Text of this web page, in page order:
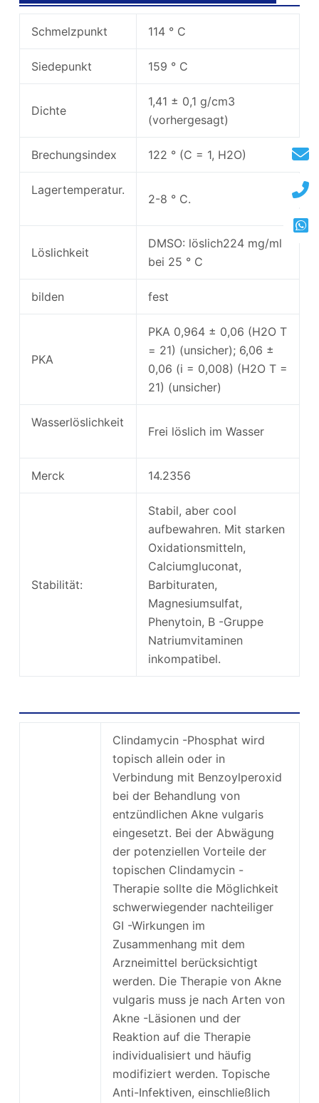
Schmelzpunkt 114 ° C
Siedepunkt 159 ° C
Dichte
1,41 ± 0,1 g/cm3
(vorhergesagt)
Brechungsindex 122 ° (C = 1, H2O)
Lagertemperatur.
2-8 ° C.
Löslichkeit
DMSO: löslich224 mg/ml
bei 25 ° C
bilden fest
PKA
PKA 0,964 ± 0,06 (H2O T
= 21) (unsicher); 6,06 ±
0,06 (i = 0,008) (H2O T =
21) (unsicher)
Wasserlöslichkeit
Frei löslich im Wasser
Merck 14.2356
Stabilität:
Stabil, aber cool
aufbewahren. Mit starken
Oxidationsmitteln,
Calciumgluconat,
Barbituraten,
Magnesiumsulfat,
Phenytoin, B -Gruppe
Natriumvitaminen
inkompatibel.
Clindamycin -Phosphat wird
topisch allein oder in
Verbindung mit Benzoylperoxid
bei der Behandlung von
entzündlichen Akne vulgaris
eingesetzt. Bei der Abwägung
der potenziellen Vorteile der
topischen Clindamycin -
Therapie sollte die Möglichkeit
schwerwiegender nachteiliger
GI -Wirkungen im
Zusammenhang mit dem
Arzneimittel berücksichtigt
werden. Die Therapie von Akne
vulgaris muss je nach Arten von
Akne -Läsionen und der
Reaktion auf die Therapie
individualisiert und häufig
modifiziert werden. Topische
Anti-Infektiven, einschließlich